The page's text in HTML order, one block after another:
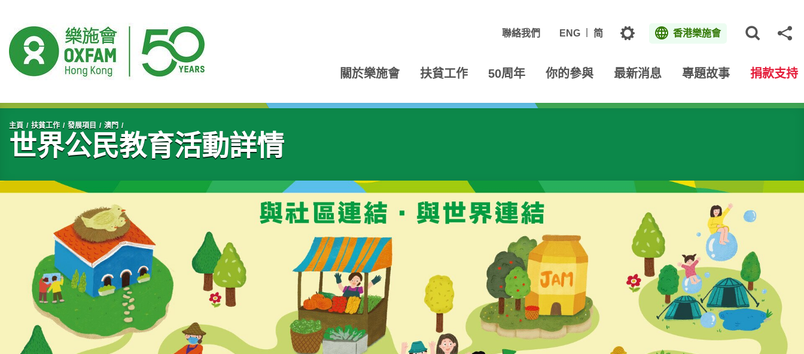
聯絡我們 ENG 简 主題 香港樂施會
關於樂施會 扶貧工作 50周年 你的參與 最新消息 專題故事 捐款支持
開始主要內容
主頁 扶貧工作 發展項目 澳門
世界公民教育活動詳情